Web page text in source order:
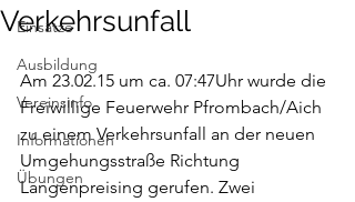
Einsätze
Ausbildung
Vereinsinfo
Informationen
Übungen
Verkehrsunfall
Am 23.02.15 um ca. 07:47Uhr wurde die
Freiwillige Feuerwehr Pfrombach/Aich
zu einem Verkehrsunfall an der neuen
Umgehungsstraße Richtung
Langenpreising gerufen. Zwei